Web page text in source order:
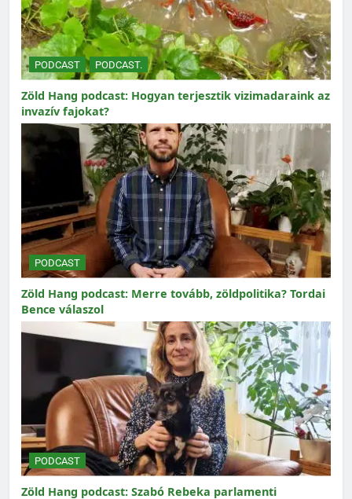
PODCAST PODCAST.
Zöld Hang podcast: Hogyan terjesztik vizimadaraink az
invazív fajokat?
PODCAST
Zöld Hang podcast: Merre tovább, zöldpolitika? Tordai
Bence válaszol
PODCAST
Zöld Hang podcast: Szabó Rebeka parlamenti